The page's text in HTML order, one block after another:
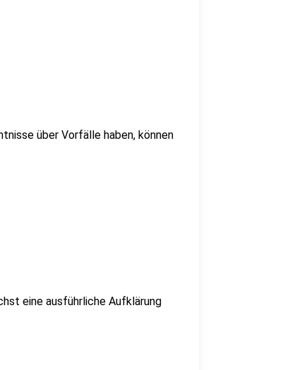
über Vorfälle haben, können
eine ausführliche Aufklärung